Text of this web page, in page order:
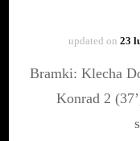
updated on 23
Bramki: Klecha
Konrad 2